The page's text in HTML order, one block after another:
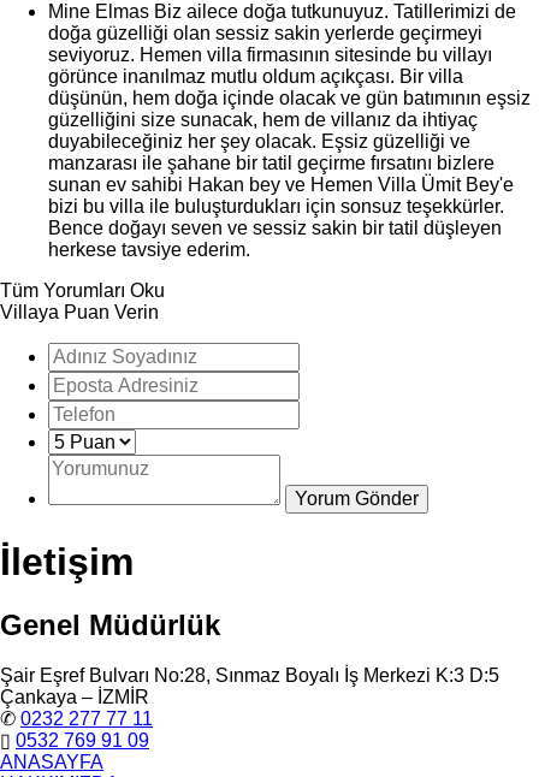
Mine Elmas Biz ailece doğa tutkunuyuz. Tatillerimizi de
doğa güzelliği olan sessiz sakin yerlerde geçirmeyi
seviyoruz. Hemen villa firmasının sitesinde bu villayı
görünce inanılmaz mutlu oldum açıkçası. Bir villa
düşünün, hem doğa içinde olacak ve gün batımının eşsiz
güzelliğini size sunacak, hem de villanız da ihtiyaç
duyabileceğiniz her şey olacak. Eşsiz güzelliği ve
manzarası ile şahane bir tatil geçirme fırsatını bizlere
sunan ev sahibi Hakan bey ve Hemen Villa Ümit Bey'e
bizi bu villa ile buluşturdukları için sonsuz teşekkürler.
Bence doğayı seven ve sessiz sakin bir tatil düşleyen
herkese tavsiye ederim.
Tüm Yorumları Oku
Villaya Puan Verin
İletişim
Genel Müdürlük
Şair Eşref Bulvarı No:28, Sınmaz Boyalı İş Merkezi K:3 D:5
Çankaya – İZMİR
✆ 0232 277 77 11
▯ 0532 769 91 09
ANASAYFA